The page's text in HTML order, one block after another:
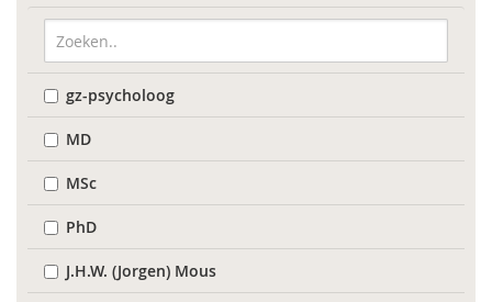
gz-psycholoog
MD
MSc
PhD
J.H.W. (Jorgen) Mous